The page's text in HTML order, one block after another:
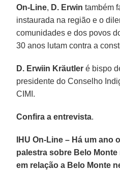
On-Line, D. Erwin também
instaurada na região e o
comunidades e dos povos
30 anos lutam contra a
D. Erwiin Kräutler é bispo
presidente do Conselho
CIMI.
Confira a entrevista.
IHU On-Line – Há um
palestra sobre Belo Monte
em relação a Belo Monte